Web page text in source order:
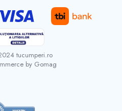
tucumperi.ro
by Gomag